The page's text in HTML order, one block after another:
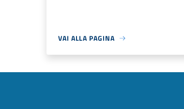
VAI ALLA PAGINA